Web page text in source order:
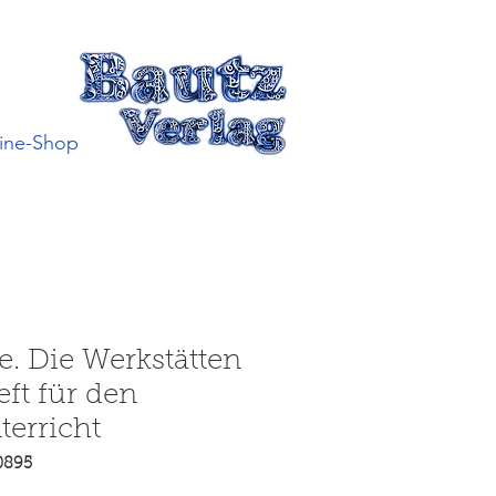
Shop
Die Werkstätten
für den